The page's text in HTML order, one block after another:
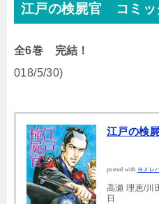
江戸の検屍官 コミッ
全6巻 完結！
018/5/30)
江戸の検
posted with ヨメレ
高瀬 理恵/川
日